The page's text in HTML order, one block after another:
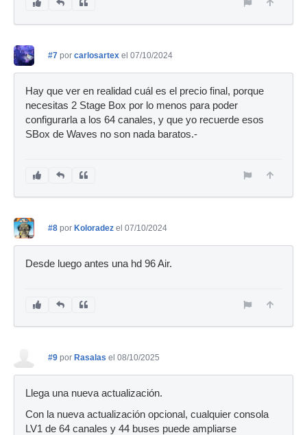
#7 por carlosartex el 07/10/2024
Hay que ver en realidad cuál es el precio final, porque
necesitas 2 Stage Box por lo menos para poder
configurarla a los 64 canales, y que yo recuerde esos
SBox de Waves no son nada baratos.-
#8 por Koloradez el 07/10/2024
Desde luego antes una hd 96 Air.
#9 por Rasalas el 08/10/2025
Llega una nueva actualización.
Con la nueva actualización opcional, cualquier consola
LV1 de 64 canales y 44 buses puede ampliarse